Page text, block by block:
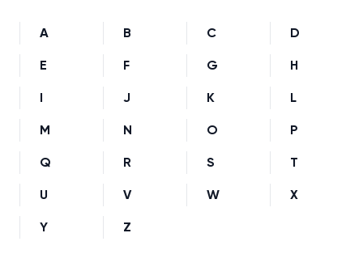
A B C D
E F G H
I J K L
M N O P
Q R S T
U V W X
Y Z